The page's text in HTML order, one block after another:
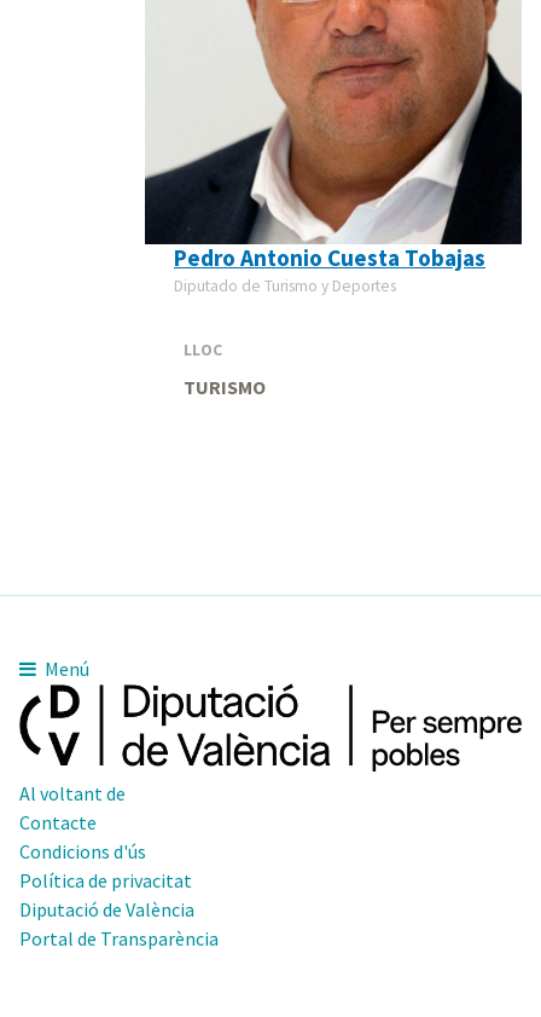
Pedro Antonio Cuesta Tobajas
Diputado de Turismo y Deportes
LLOC
TURISMO
Menú
Al voltant de
Contacte
Condicions d'ús
Política de privacitat
Diputació de València
Portal de Transparència